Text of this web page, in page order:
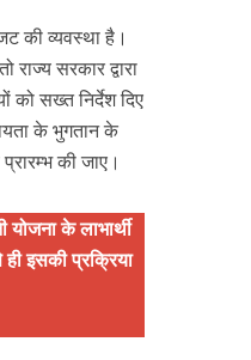
की व्यवस्था है।
सरकार द्वारा
को सख्त निर्देश दिए
के भुगतान के
की जाए।
के लाभार्थी
इसकी प्रक्रिया